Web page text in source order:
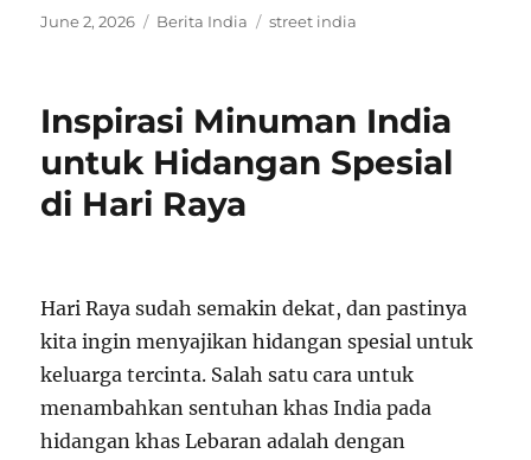
Posted
June 2, 2026 Categories
Berita India Tags
street india
Inspirasi Minuman India
untuk Hidangan Spesial
di Hari Raya
Hari Raya sudah semakin dekat, dan pastinya
kita ingin menyajikan hidangan spesial untuk
keluarga tercinta. Salah satu cara untuk
menambahkan sentuhan khas India pada
hidangan khas Lebaran adalah dengan